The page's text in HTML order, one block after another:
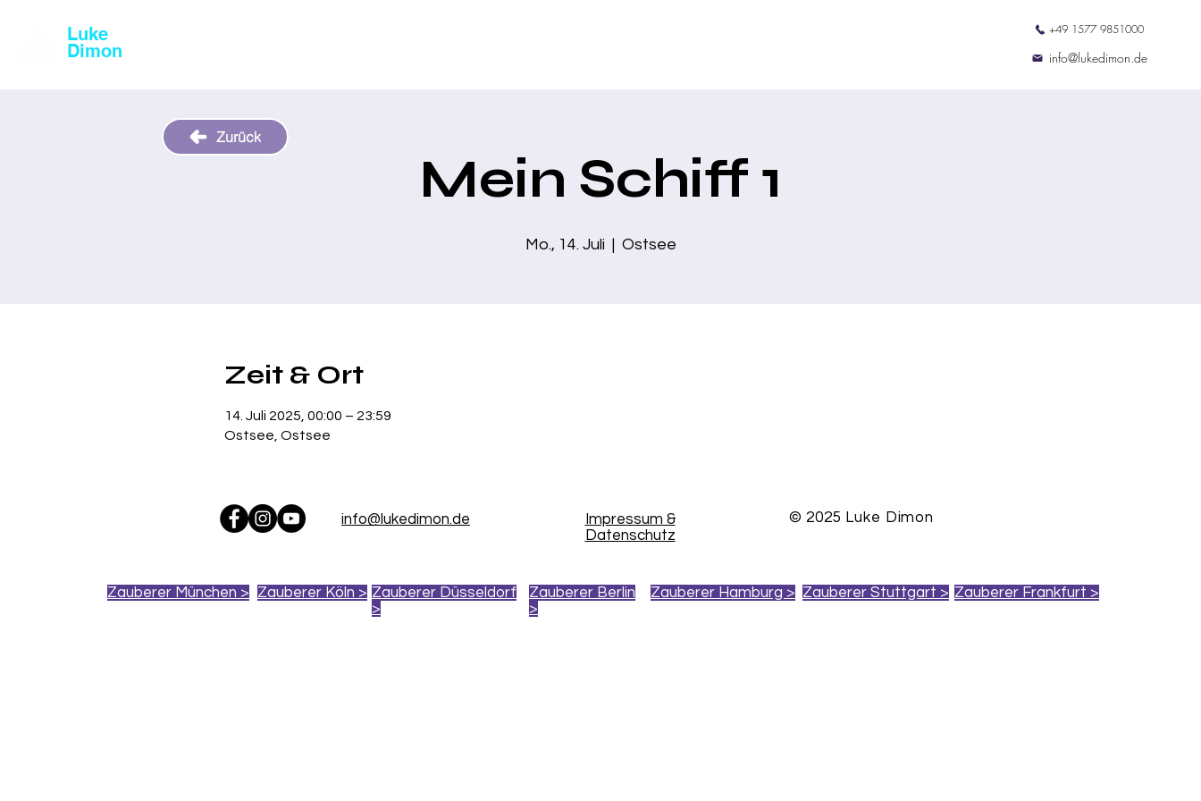
Luke
Dimon
+49 1577 9851000
info@lukedimon.de
Mein Schiff 1
Mo., 14. Juli
  |
Ostsee
Zeit & Ort
14. Juli 2025, 00:00 – 23:59
Ostsee, Ostsee
Zurück
info@lukedimon.de
Zauberer München > Zauberer Köln > Zauberer Düsseldorf
>
Impressum &
Datenschutz
© 2025 Luke Dimon
Zauberer Berlin
>
Zauberer Hamburg > Zauberer Stuttgart > Zauberer Frankfurt >